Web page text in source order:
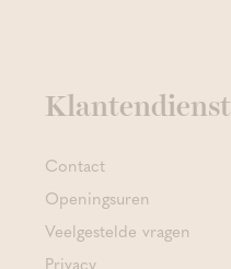
Klantendienst
Contact
Openingsuren
Veelgestelde vragen
Privacy